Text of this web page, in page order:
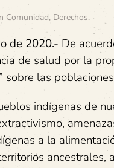
Comunidad, Derechos.
de 2020.- De
de salud por la
sobre las
indígenas de
a la
ancestrales,